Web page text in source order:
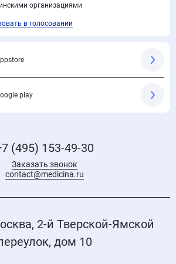
организациями
в голосовании
play
(495) 153-49-30
Заказать звонок
contact@medicina.ru
2-й Тверской-Ямской
дом 10